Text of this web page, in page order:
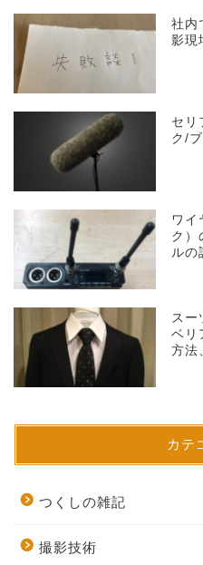
社内
影現
セリ
ク/
ワイ
ク）
ルの
スー
ベリ
方法
カテ
つくしの雑記
撮影技術